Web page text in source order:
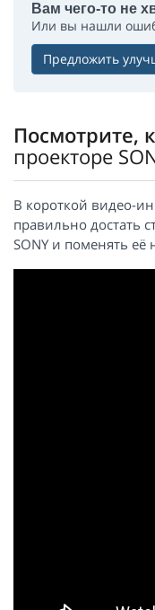
Вам чего-то не
Или вы нашли
Предложить
Посмотрите,
проекторе
В короткой видео-
правильно достать
SONY и поменять её